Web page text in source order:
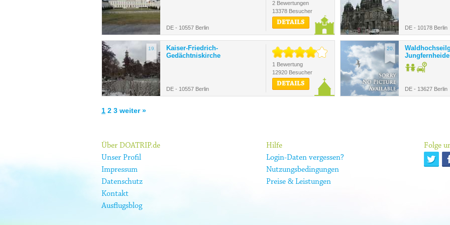
DE - 10557 Berlin
2 Bewertungen
13378 Besucher
DETAILS
DE - 10178 Berlin
19.
Kaiser-Friedrich-
Gedächtniskirche
DE - 10557 Berlin
1 Bewertung
12920 Besucher
DETAILS
20.
Jungfernheide
DE - 13627 Berlin
1 2 3 weiter »
Über DOATRIP.de
Unser Profil
Impressum
Datenschutz
Kontakt
Ausflugsblog
Hilfe
Login-Daten vergessen?
Nutzungsbedingungen
Preise & Leistungen
Folge